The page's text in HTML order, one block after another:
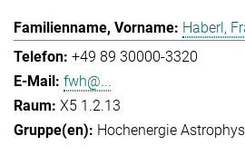
Haberl,
+49 89 30000-3320
fwh@...
X5 1.2.13
Hochenergie